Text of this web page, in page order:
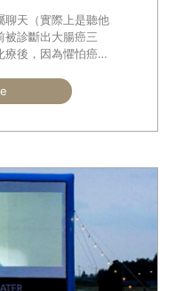
聊天（實際上是聽他
被診斷出大腸癌三
後，因為懼怕癌症
壓力沈重。他父親在
把自己會罹癌歸咎於